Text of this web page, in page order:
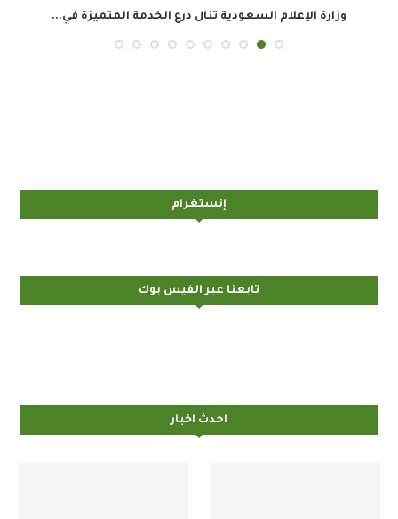
وزارة الإعلام السعودية تنال درع الخدمة المتميزة في...
إنستغرام
تابعنا عبر الفيس بوك
احدث اخبار